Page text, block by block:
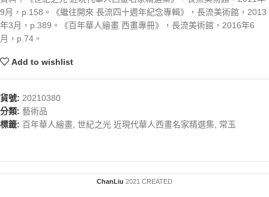
9月，p.158。《繼往開來 長流四十週年紀念專輯》，長流美術館，2013
年3月，p.389。《百年華人繪畫 西畫專冊》，長流美術館，2016年6
月，p.74。
Add to wishlist
貨號: 20210380
分類: 藝術品
標籤: 百年華人繪畫, 世紀之光 近現代華人西畫名家精選集, 常玉
ChanLiu 2021 CREATED